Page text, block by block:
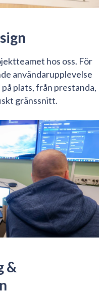
hos oss. För
användarupplevelse
plats, från prestanda,
gränssnitt.
&